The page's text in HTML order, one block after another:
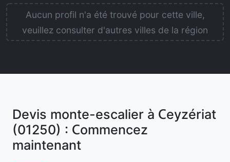
Aucun profil n'a été trouvé pour cette ville,
veuillez consulter d'autres villes de la région
Devis monte-escalier à Ceyzériat
(01250) : Commencez
maintenant